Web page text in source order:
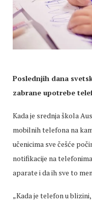
Poslednjih dana
zabrane upotrebe
Kada je srednja škola
mobilnih telefona na
učenicima sve češće
notifikacije na
aparate i da ih sve to
„Kada je telefon u blizini,